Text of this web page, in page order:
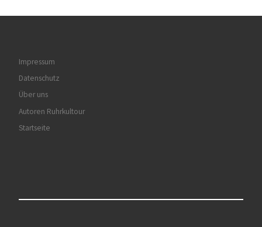
Impressum
Datenschutz
Über uns
Autoren Ruhrkultour
Startseite